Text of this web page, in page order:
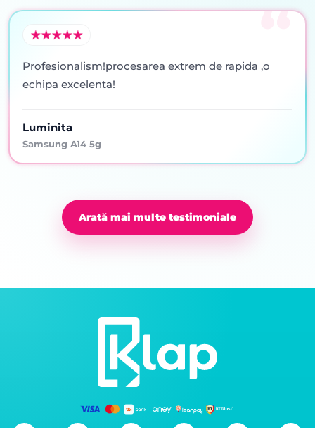
Profesionalism!procesarea extrem de rapida ,o
echipa excelenta!
Luminita
Samsung A14 5g
Arată mai multe testimoniale